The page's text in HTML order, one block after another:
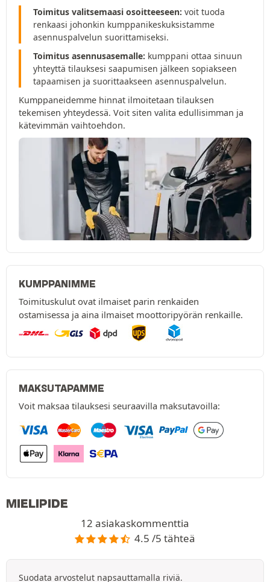
Toimitus valitsemaasi osoitteeseen: voit tuoda
renkaasi johonkin kumppanikeskuksistamme
asennuspalvelun suorittamiseksi.
Toimitus asennusasemalle: kumppani ottaa sinuun
yhteyttä tilauksesi saapumisen jälkeen sopiakseen
tapaamisen ja suorittaakseen asennuspalvelun.
Kumppaneidemme hinnat ilmoitetaan tilauksen
tekemisen yhteydessä. Voit siten valita edullisimman ja
kätevimmän vaihtoehdon.
KUMPPANIMME
Toimituskulut ovat ilmaiset parin renkaiden
ostamisessa ja aina ilmaiset moottoripyörän renkaille.
MAKSUTAPAMME
Voit maksaa tilauksesi seuraavilla maksutavoilla:
MIELIPIDE
12 asiakaskommenttia
4.5 /5 tähteä
Suodata arvostelut napsauttamalla riviä.